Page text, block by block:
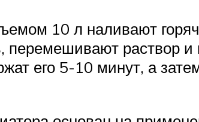
10 л наливают
раствор
его 5-10 минут, а